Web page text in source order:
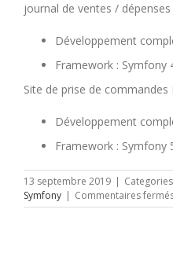
journal de ventes /
Développement
Framework : Symfony
Site de prise de commandes
Développement
Framework : Symfony
13 septembre 2019 |
Symfony | Commentaires